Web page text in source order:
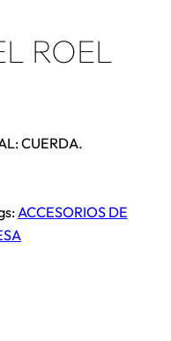
ROEL
CUERDA.
ACCESORIOS DE